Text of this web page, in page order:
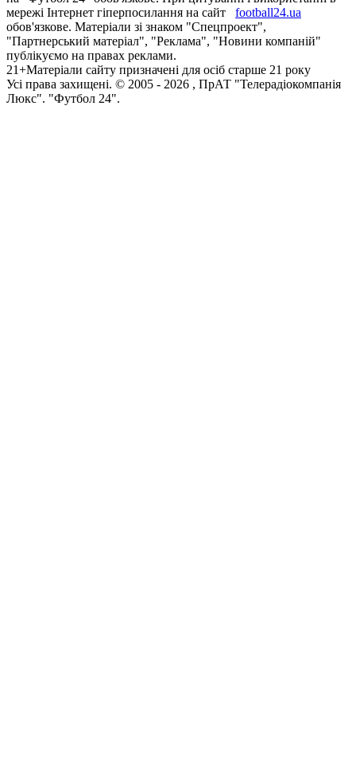
мережі Інтернет гіперпосилання на сайт
football24.ua
обов'язкове. Матеріали зі знаком "Спецпроект",
"Партнерський матеріал", "Реклама", "Новини компаній"
публікуємо на правах реклами.
21+Матеріали сайту призначені для осіб старше 21 року
Усi права захищенi. © 2005 - 2026 , ПрАТ "Телерадіокомпанія
Люкс". "Футбол 24".